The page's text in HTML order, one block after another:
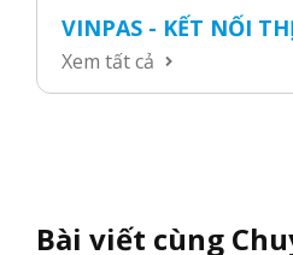
VINPAS - KẾT NỐI
Xem tất cả
Bài viết cùng